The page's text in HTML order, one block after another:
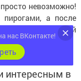
невозможно!
а после
компанией
интересным в
нас ВКонтакте!